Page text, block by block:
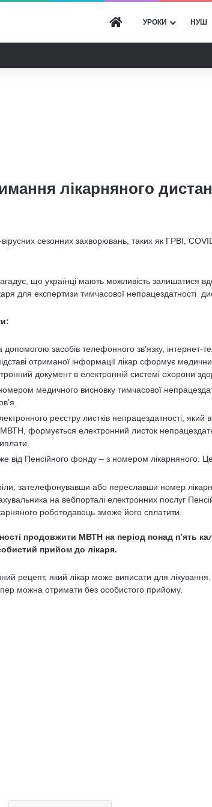
ГОЛОВНА
УРОКИ НУШ
лікарняного
вірусних сезонних захворювань, таких як ГРВІ,
що українці мають можливість залишатися
для експертизи тимчасової непрацездатності
допомогою засобів телефонного зв’язку, інтернет-
отриманої інформації лікар сформує
документ в електронній системі охорони
медичного висновку тимчасової
реєстру листків непрацездатності, який
формується електронний листок
від Пенсійного фонду – з номером лікарняного.
зателефонувавши або переславши номер
на вебпорталі електронних послуг
роботодавець зможе його сплатити.
продовжити МВТН на період понад пʼять
прийом до лікаря.
рецепт, який лікар може виписати для
можна отримати без особистого прийому.